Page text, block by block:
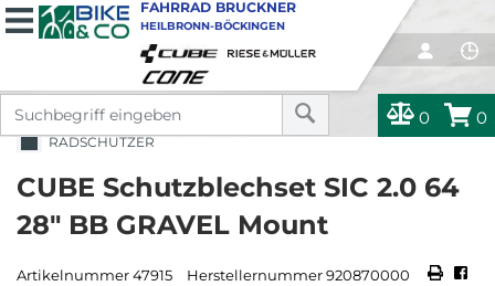
0 0
FAHRRAD BRUCKNER
HEILBRONN-BÖCKINGEN
RADSCHÜTZER
CUBE Schutzblechset SIC 2.0 64
28" BB GRAVEL Mount
Artikelnummer 47915 Herstellernummer 920870000